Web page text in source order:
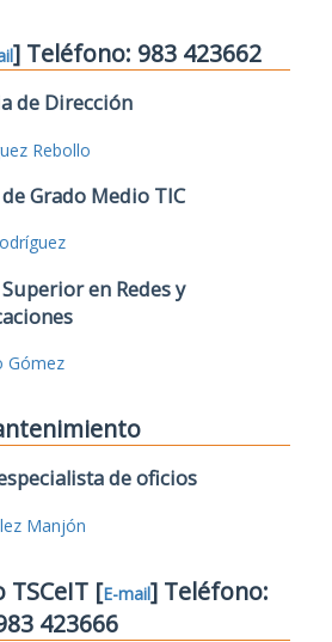
] Teléfono: 983 423662
de Dirección
Rebollo
Grado Medio TIC
en Redes y
Gómez
de oficios
Manjón
[E-mail] Teléfono:
423666